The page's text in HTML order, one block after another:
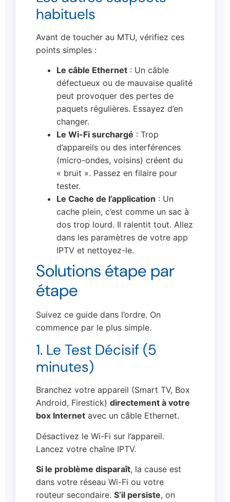
habituels
Avant de toucher au MTU, vérifiez ces
points simples :
Le câble Ethernet : Un câble
défectueux ou de mauvaise qualité
peut provoquer des pertes de
paquets régulières. Essayez d’en
changer.
Le Wi-Fi surchargé : Trop
d’appareils ou des interférences
(micro-ondes, voisins) créent du
« bruit ». Passez en filaire pour
tester.
Le Cache de l’application : Un
cache plein, c’est comme un sac à
dos trop lourd. Il ralentit tout. Allez
dans les paramètres de votre app
IPTV et nettoyez-le.
Solutions étape par
étape
Suivez ce guide dans l’ordre. On
commence par le plus simple.
1. Le Test Décisif (5
minutes)
Branchez votre appareil (Smart TV, Box
Android, Firestick) directement à votre
box Internet avec un câble Ethernet.
Désactivez le Wi-Fi sur l’appareil.
Lancez votre chaîne IPTV.
Si le problème disparaît, la cause est
dans votre réseau Wi-Fi ou votre
routeur secondaire. S’il persiste, on